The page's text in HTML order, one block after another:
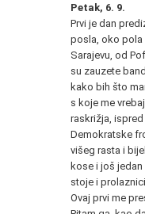
Petak, 6. 9.
Prvi je dan
posla, oko pola
Sarajevu, od
su zauzete
kako bih što
s koje me
raskrižja,
Demokratske
višeg rasta i
kose i još
stoje i
Ovaj prvi me